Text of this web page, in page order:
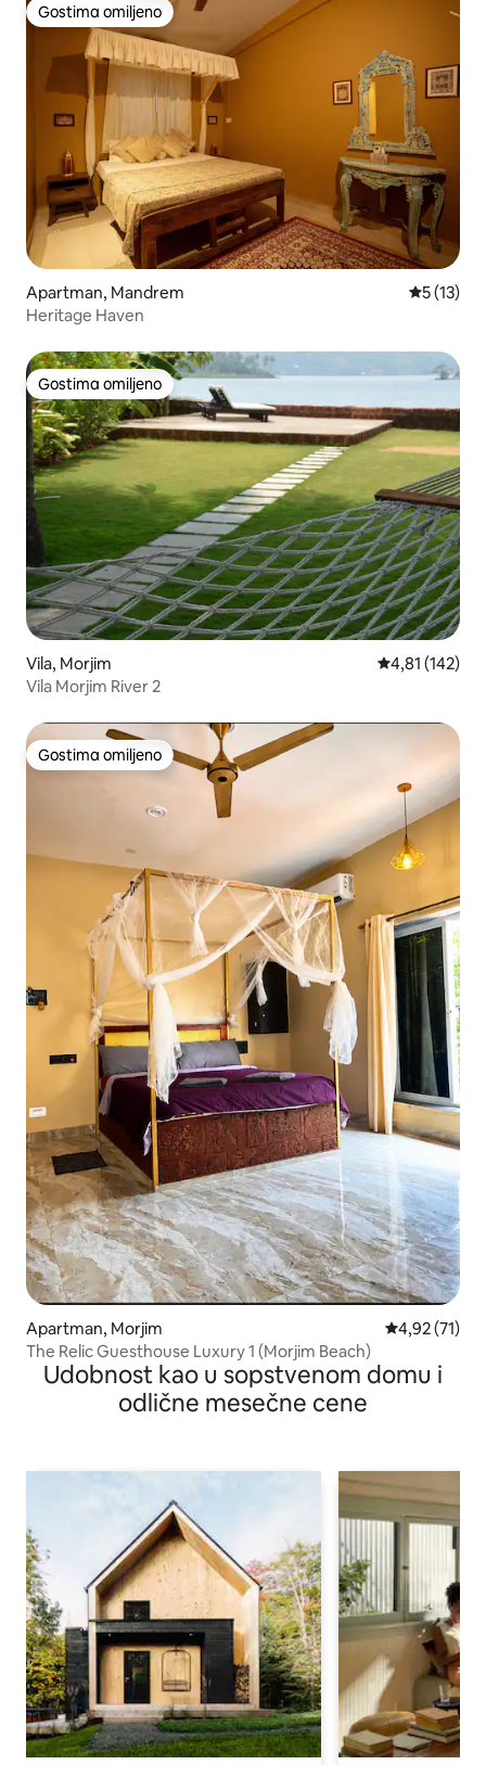
Gostima omiljeno
Gostima omiljeno
Apartman, Mandrem Prosečna
5 (13)
Heritage Haven
Gostima omiljeno
Gostima omiljeno
Vila, Morjim Prosečna
4,81 (142)
Vila Morjim River 2
Gostima omiljeno
Gostima omiljeno
Apartman, Morjim Prosečna
4,92 (71)
The Relic Guesthouse Luxury 1 (Morjim Beach)
Udobnost kao u sopstvenom domu i
odlične mesečne cene